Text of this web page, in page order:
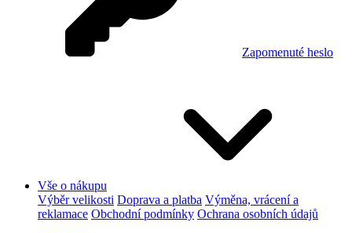
Zapomenuté heslo
Vše o nákupu
Výběr velikosti Doprava a platba Výměna, vrácení a
reklamace Obchodní podmínky Ochrana osobních údajů